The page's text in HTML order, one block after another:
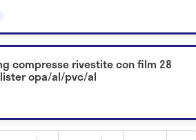
compresse rivestite con film 28
opa/al/pvc/al